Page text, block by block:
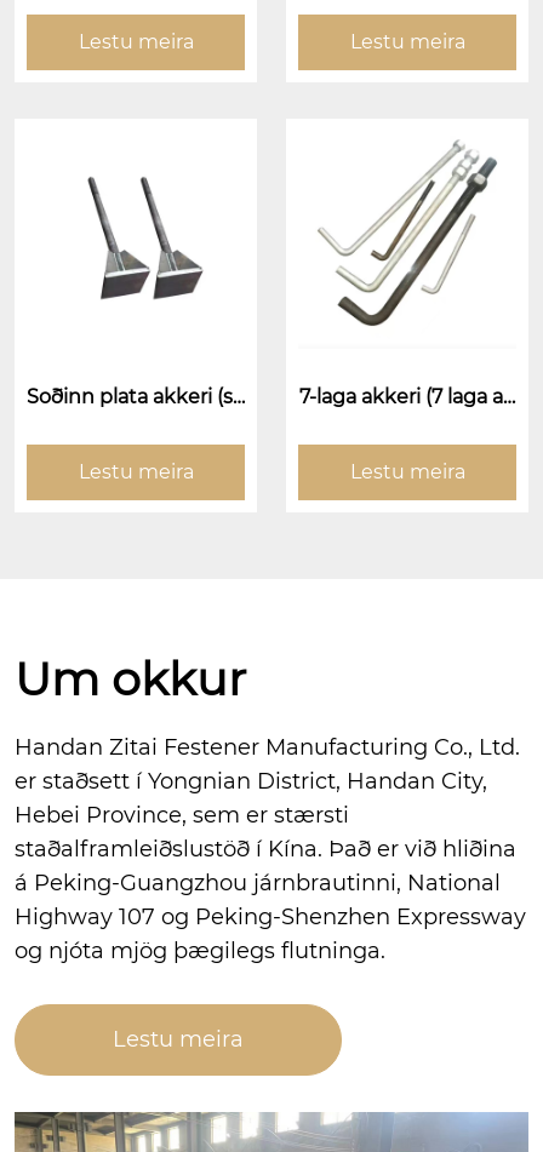
Lestu meira
ti/regnhlíf handfang in
nbyggðs bolta)
Lestu meira
Soðinn plata akkeri (so
i)
Lestu meira
7-laga akkeri (7 laga ak
Lestu meira
Um okkur
Handan Zitai Festener Manufacturing Co., Ltd.
er staðsett í Yongnian District, Handan City,
Hebei Province, sem er stærsti
staðalframleiðslustöð í Kína. Það er við hliðina
á Peking-Guangzhou járnbrautinni, National
Highway 107 og Peking-Shenzhen Expressway
og njóta mjög þægilegs flutninga.
Lestu meira